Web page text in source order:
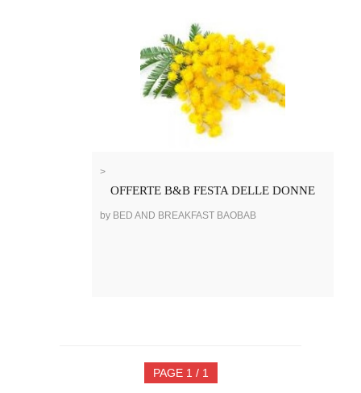
>
OFFERTE B&B FESTA DELLE DONNE
by BED AND BREAKFAST BAOBAB
PAGE 1 / 1